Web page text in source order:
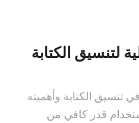
لتنسيق الكتابة
في تنسيق الكتابة وأهميته
قدر كافي من